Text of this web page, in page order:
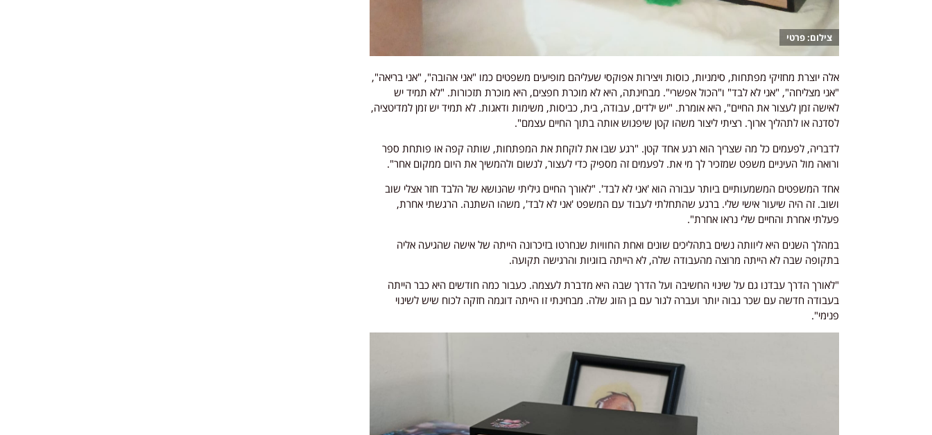
פרטי
אלה יוצרת מחזיקי מפתחות, סימניות, כוסות ויצירות אפוקסי שעליהם מופיעים משפטים כמו "אני אהובה", "אני בריאה",
"אני מצליחה", "אני לא לבד" ו"הכול אפשרי". מבחינתה, היא לא מוכרת חפצים, היא מוכרת תזכורות. "לא תמיד יש
לאישה זמן לעצור את החיים", היא אומרת. "יש ילדים, עבודה, בית, כביסות, משימות ודאגות. לא תמיד יש זמן למדיטציה,
לסדנה או לתהליך ארוך. רציתי ליצור משהו קטן שיפגוש אותה בתוך החיים עצמם".
לדבריה, לפעמים כל מה שצריך הוא רגע אחד קטן. "רגע שבו את לוקחת את המפתחות, שותה קפה או פותחת ספר
ורואה מול העיניים משפט שמזכיר לך מי את. לפעמים זה מספיק כדי לעצור, לנשום ולהמשיך את היום ממקום אחר".
אחד המשפטים המשמעותיים ביותר עבורה הוא 'אני לא לבד'. "לאורך החיים גיליתי שהנושא של הלבד חזר אצלי שוב
ושוב. זה היה שיעור אישי שלי. ברגע שהתחלתי לעבוד עם המשפט 'אני לא לבד', משהו השתנה. הרגשתי אחרת,
פעלתי אחרת והחיים שלי נראו אחרת".
במהלך השנים היא ליוותה נשים בתהליכים שונים ואחת החוויות שנחרטו בזיכרונה הייתה של אישה שהגיעה אליה
בתקופה שבה לא הייתה מרוצה מהעבודה שלה, לא הייתה בזוגיות והרגישה תקועה.
"לאורך הדרך עבדנו גם על שינוי החשיבה ועל הדרך שבה היא מדברת לעצמה. כעבור כמה חודשים היא כבר הייתה
בעבודה חדשה עם שכר גבוה יותר ועברה לגור עם בן הזוג שלה. מבחינתי זו הייתה דוגמה חזקה לכוח שיש לשינוי
פנימי".